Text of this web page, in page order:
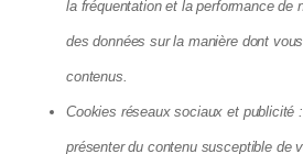
Changer de syndic
Gestion Locative
Tarifs Gestion locative
Déclaration fiscale
Parrainage Gestion locative
la fréquentation et la performance de
des données sur la manière dont
contenus.
Cookies réseaux sociaux et publicité
présenter du contenu susceptible de